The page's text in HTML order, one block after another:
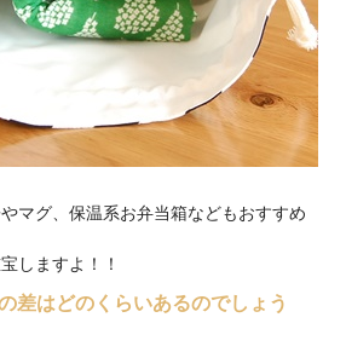
マグ、保温系お弁当箱などもおすすめ
しますよ！！
差はどのくらいあるのでしょう